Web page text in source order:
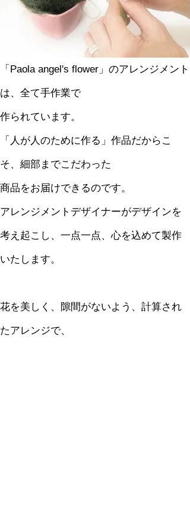
「Paola angel's flower」のアレンジメント
は、全て手作業で
作られています。
「人が人のために作る」作品だからこ
そ、細部までこだわった
商品をお届けできるのです。
アレンジメントデザイナーがデザインを
考え起こし、一点一点、心を込めて製作
いたします。
花を美しく、隙間がないよう、計算され
たアレンジで、